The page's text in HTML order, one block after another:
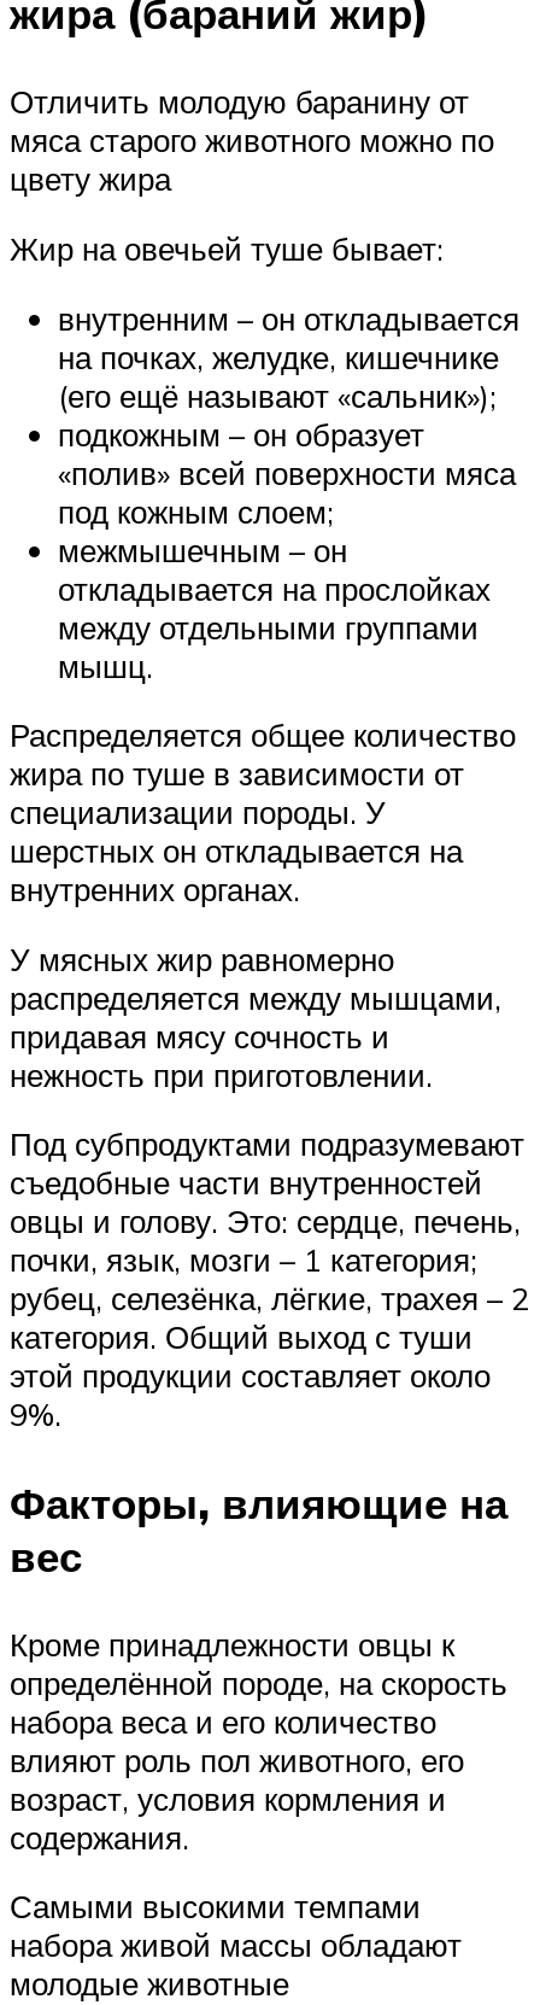
жира (бараний жир)
Отличить молодую баранину от
мяса старого животного можно по
цвету жира
Жир на овечьей туше бывает:
внутренним – он откладывается
на почках, желудке, кишечнике
(его ещё называют «сальник»);
подкожным – он образует
«полив» всей поверхности мяса
под кожным слоем;
межмышечным – он
откладывается на прослойках
между отдельными группами
мышц.
Распределяется общее количество
жира по туше в зависимости от
специализации породы. У
шерстных он откладывается на
внутренних органах.
У мясных жир равномерно
распределяется между мышцами,
придавая мясу сочность и
нежность при приготовлении.
Под субпродуктами подразумевают
съедобные части внутренностей
овцы и голову. Это: сердце, печень,
почки, язык, мозги – 1 категория;
рубец, селезёнка, лёгкие, трахея – 2
категория. Общий выход с туши
этой продукции составляет около
9%.
Факторы, влияющие на
вес
Кроме принадлежности овцы к
определённой породе, на скорость
набора веса и его количество
влияют роль пол животного, его
возраст, условия кормления и
содержания.
Самыми высокими темпами
набора живой массы обладают
молодые животные